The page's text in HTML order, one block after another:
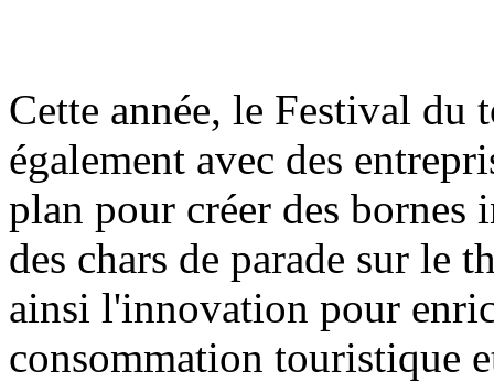
Cette année, le Festival du
également avec des
plan pour créer des
des chars de parade sur le
ainsi l'innovation pour
consommation touristique